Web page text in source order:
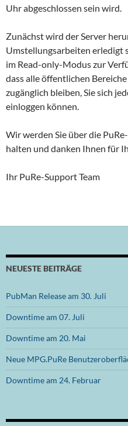
Uhr abgeschlossen sein wird.
Zunächst wird der Server
Umstellungsarbeiten erledigt
im Read-only-Modus zur
dass alle öffentlichen
zugänglich bleiben, Sie sich
einloggen können.
Wir werden Sie über die
halten und danken Ihnen für
Ihr PuRe-Support Team
NEUESTE BEITRÄGE
PubMan Release am 30. Juli
Downtime am 07. Juli
Downtime am 20. Mai
Neue MPG.PuRe
Downtime am 24. Februar